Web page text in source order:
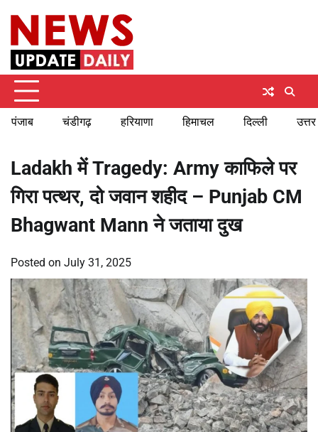
content
पंजाब चंडीगढ़ हरियाणा हिमाचल दिल्ली
Ladakh में Tragedy: Army काफिले पर
गिरा पत्थर, दो जवान शहीद – Punjab CM
Bhagwant Mann ने जताया दुख
Posted on July 31, 2025